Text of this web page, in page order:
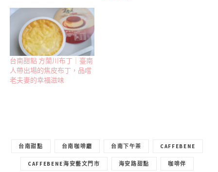
台南甜點 方蘭川布丁｜臺南
人帶出場的焦皮布丁，品嚐
老夫妻的幸福滋味
台南甜點 台南咖啡廳 台南下午茶 CAFFEBENE
CAFFEBENE海安藝文門市 海安路甜點 咖啡伴